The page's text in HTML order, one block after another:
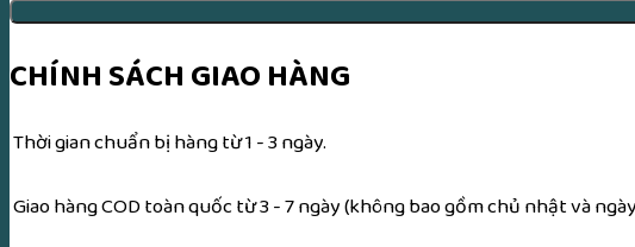
Giáo
Việt
Nam
Tập)
Thích
CHÍNH SÁCH GIAO HÀNG
Thời gian chuẩn bị hàng từ 1 - 3 ngày.
Giao hàng COD toàn quốc từ 3 - 7 ngày (không bao gồm chủ nhật và